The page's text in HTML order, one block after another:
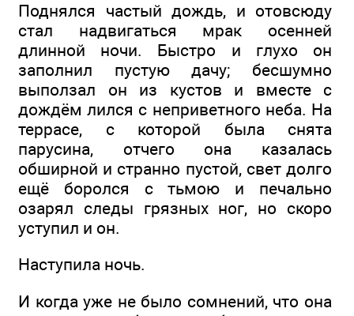
Поднялся частый дождь, и отовсюду
стал надвигаться мрак осенней
длинной ночи. Быстро и глухо он
заполнил пустую дачу; бесшумно
выползал он из кустов и вместе с
дождём лился с неприветного неба. На
террасе, с которой была снята
парусина, отчего она казалась
обширной и странно пустой, свет долго
ещё боролся с тьмою и печально
озарял следы грязных ног, но скоро
уступил и он.
Наступила ночь.
И когда уже не было сомнений, что она